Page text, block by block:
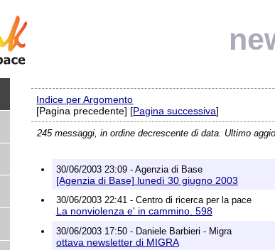
Indice per Argomento
[Pagina precedente] [Pagina successiva]
245 messaggi, in ordine decrescente di data. Ultimo
30/06/2003 23:09 - Agenzia di Base
[Agenzia di Base] lunedì 30 giugno 2003
30/06/2003 22:41 - Centro di ricerca per la pace
La nonviolenza e' in cammino. 598
30/06/2003 17:50 - Daniele Barbieri - Migra
ottava newsletter di MIGRA